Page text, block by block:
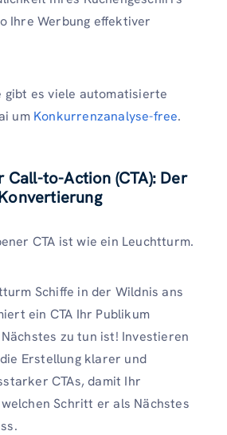
Ihre Werbung effektiver
gibt es viele automatisierte
um Konkurrenzanalyse-free.
Call-to-Action (CTA): Der
CTA ist wie ein Leuchtturm.
Schiffe in der Wildnis ans
ein CTA Ihr Publikum
zu tun ist! Investieren
Erstellung klarer und
CTAs, damit Ihr
Schritt er als Nächstes